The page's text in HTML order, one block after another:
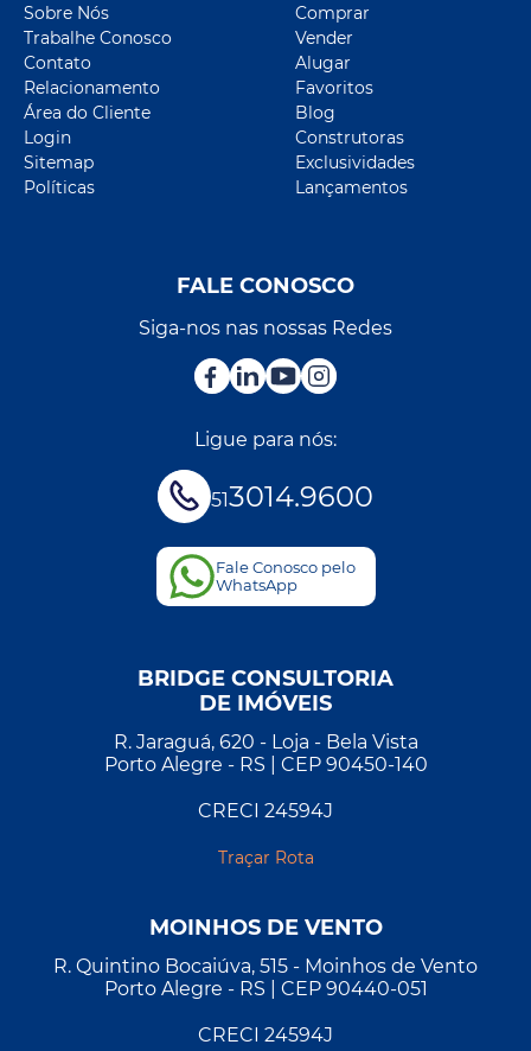
Sobre Nós
Trabalhe Conosco
Contato
Relacionamento
Área do Cliente
Login
Sitemap
Políticas
Comprar
Vender
Alugar
Favoritos
Blog
Construtoras
Exclusividades
Lançamentos
FALE CONOSCO
Siga-nos nas nossas Redes
Ligue para nós:
513014.9600
Fale Conosco pelo
WhatsApp
BRIDGE CONSULTORIA
DE IMÓVEIS
R. Jaraguá, 620 - Loja - Bela Vista
Porto Alegre - RS | CEP 90450-140
CRECI 24594J
Traçar Rota
MOINHOS DE VENTO
R. Quintino Bocaiúva, 515 - Moinhos de Vento
Porto Alegre - RS | CEP 90440-051
CRECI 24594J